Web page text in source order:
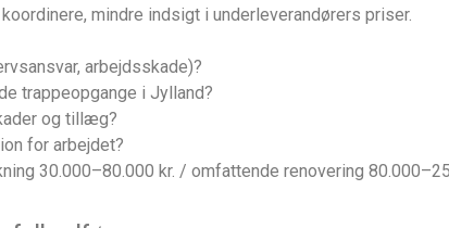
mindre indsigt i underleverandørers priser.
arbejds­skade)?
trappeopgange i Jylland?
og tillæg?
for arbejdet?
30.000–80.000 kr. / omfattende renovering